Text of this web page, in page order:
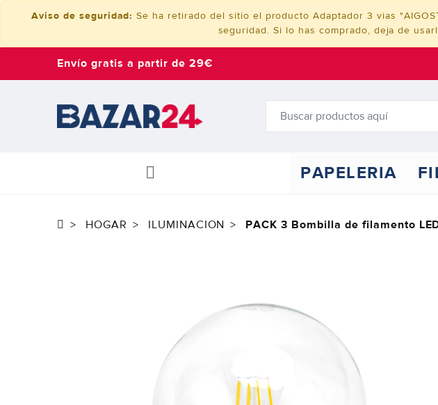
Aviso de seguridad: Se ha retirado del sitio el producto Adaptador 3 vias
seguridad. Si lo has comprado, deja de
Envío gratis a partir de 29€
PAPELERIA
HOGAR ILUMINACION PACK 3 Bombilla de filamento